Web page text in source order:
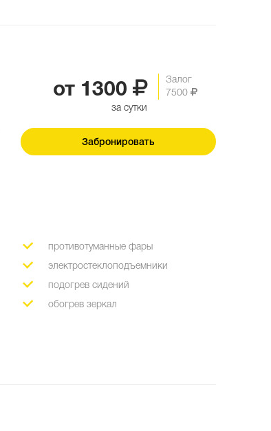
от 1300
за сутки
Залог
7500
Забронировать
противотуманные фары
электростеклоподъемники
подогрев сидений
обогрев зеркал